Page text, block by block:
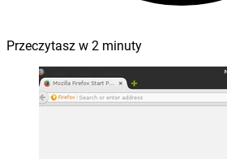
Przeczytasz w 2 minuty